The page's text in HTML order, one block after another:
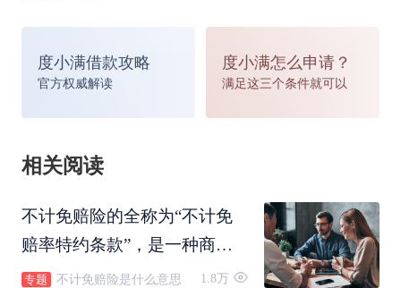
交行“白麒麟”信用卡一直经久不衰，不得不说，这
张白金卡的亮点在于权益多多并且还有许多的实用
年免年费，次年可以用25万积分兑换。拥有这
外消费，结合“境外消费10倍积分”的活动，25万积
分轻轻松松赚回来。
度小满借款攻略
官方权威解读
度小满怎么申请？
满足这三个条件就可以
相关阅读
不计免赔险的全称为“不计免
赔率特约条款”，是一种商业
险（车损险或三责险）的附加
专题 不计免赔险是什么意思 1.8万